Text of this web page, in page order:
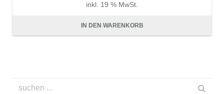
inkl. 19 % MwSt.
zzgl.Versandkosten
IN DEN WARENKORB